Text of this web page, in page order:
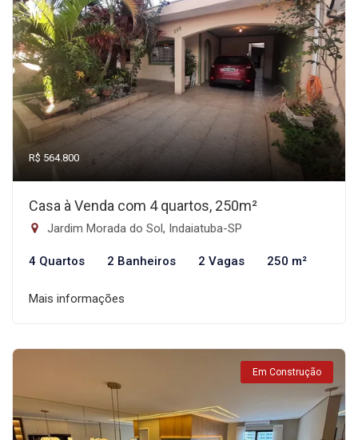
R$ 564.800
Casa à Venda com 4 quartos, 250m²
Jardim Morada do Sol, Indaiatuba-SP
4 Quartos 2 Banheiros 2 Vagas 250 m²
Mais informações
Em Construção